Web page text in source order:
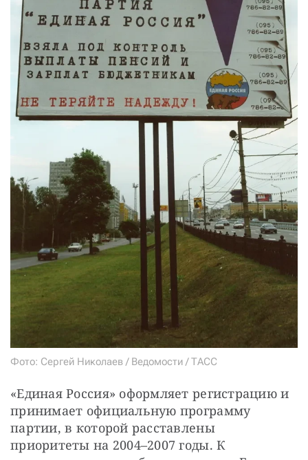
Фото: Сергей Николаев / Ведомости / ТАСС
«Единая Россия» оформляет регистрацию и
принимает официальную программу
партии, в которой расставлены
приоритеты на 2004–2007 годы. К